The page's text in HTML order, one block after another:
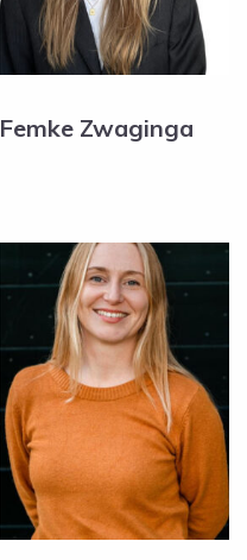
Femke Zwaginga